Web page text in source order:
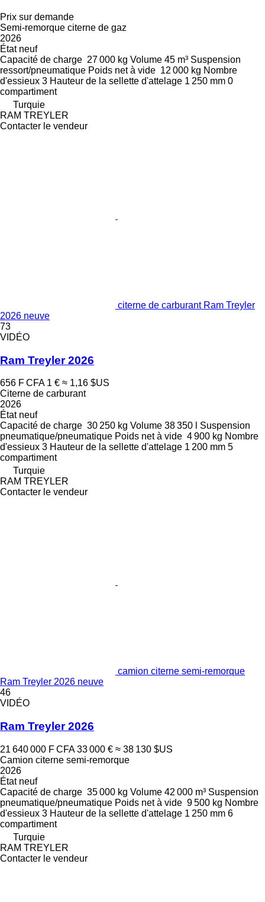
Prix sur demande
Semi-remorque citerne de gaz
2026
Étatneuf
Capacité de charge 27 000 kg Volume 45 m³ Suspension
ressort/pneumatique Poids net à vide 12 000 kg Nombre
d'essieux 3 Hauteur de la sellette d'attelage 1 250 mm 0
compartiment
Turquie
RAM TREYLER
Contacter le vendeur
citerne de carburant Ram Treyler
2026 neuve
73
VIDÉO
Ram Treyler 2026
656 F CFA 1 € ≈ 1,16 $US
Citerne de carburant
2026
Étatneuf
Capacité de charge 30 250 kg Volume 38 350 l
Suspension
pneumatique/pneumatique Poids net à vide 4 900 kg Nombre
d'essieux 3 Hauteur de la sellette d'attelage 1 200 mm 5
compartiment
Turquie
RAM TREYLER
Contacter le vendeur
camion citerne semi-remorque
Ram Treyler 2026 neuve
46
VIDÉO
Ram Treyler 2026
21 640 000 F CFA 33 000 € ≈ 38 130 $US
Camion citerne semi-remorque
2026
Étatneuf
Capacité de charge 35 000 kg Volume 42 000 m³ Suspension
pneumatique/pneumatique Poids net à vide 9 500 kg Nombre
d'essieux 3 Hauteur de la sellette d'attelage 1 250 mm 6
compartiment
Turquie
RAM TREYLER
Contacter le vendeur